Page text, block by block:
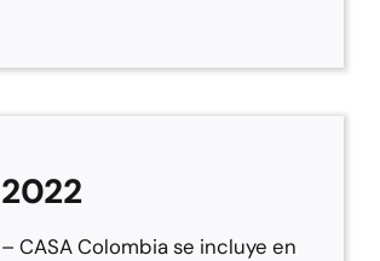
2022
– CASA Colombia se incluye en